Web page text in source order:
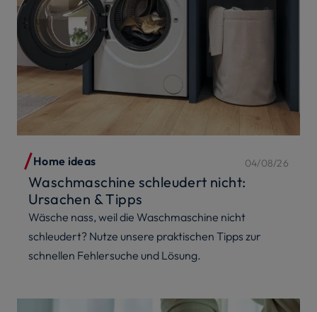
Home ideas 04/08/26
Waschmaschine schleudert nicht:
Ursachen & Tipps
Wäsche nass, weil die Waschmaschine nicht
schleudert? Nutze unsere praktischen Tipps zur
schnellen Fehlersuche und Lösung.